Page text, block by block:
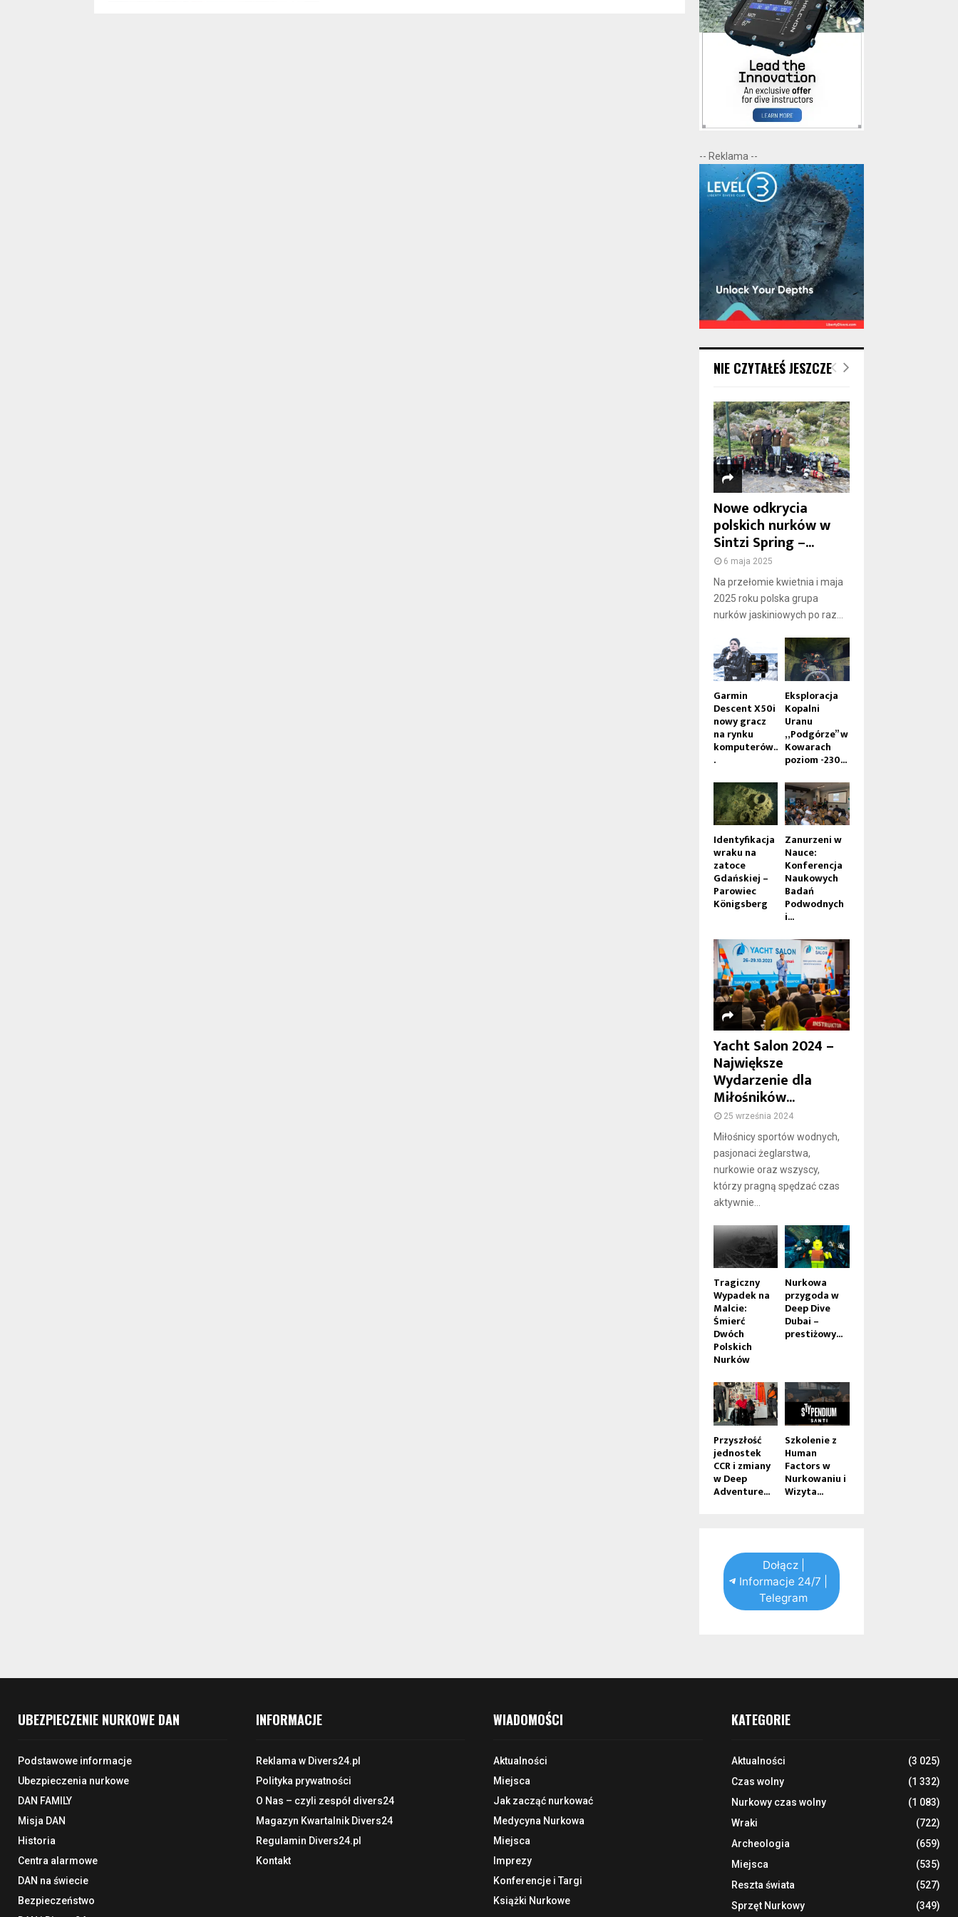
-- Reklama --
NIE CZYTAŁEŚ JESZCZE
Nowe odkrycia
polskich nurków w
Sintzi Spring –...
6 maja 2025
Na przełomie kwietnia i maja
2025 roku polska grupa
nurków jaskiniowych po raz...
Garmin
Descent X50i
nowy gracz
na rynku
komputerów..
.
Eksploracja
Kopalni
Uranu
„Podgórze” w
Kowarach
poziom -230...
Identyfikacja
wraku na
zatoce
Gdańskiej –
Parowiec
Königsberg
Zanurzeni w
Nauce:
Konferencja
Naukowych
Badań
Podwodnych
i...
Yacht Salon 2024 –
Największe
Wydarzenie dla
Miłośników...
25 września 2024
Miłośnicy sportów wodnych,
pasjonaci żeglarstwa,
nurkowie oraz wszyscy,
którzy pragną spędzać czas
aktywnie...
Tragiczny
Wypadek na
Malcie:
Śmierć
Dwóch
Polskich
Nurków
Nurkowa
przygoda w
Deep Dive
Dubai –
prestiżowy...
Przyszłość
jednostek
CCR i zmiany
w Deep
Adventure...
Szkolenie z
Human
Factors w
Nurkowaniu i
Wizyta...
Dołącz |
Informacje 24/7 |
Telegram
UBEZPIECZENIE NURKOWE DAN
Podstawowe informacje
Ubezpieczenia nurkowe
DAN FAMILY
Misja DAN
Historia
Centra alarmowe
DAN na świecie
Bezpieczeństwo
INFORMACJE
Reklama w Divers24.pl
Polityka prywatności
O Nas – czyli zespół divers24
Magazyn Kwartalnik Divers24
Regulamin Divers24.pl
Kontakt
WIADOMOŚCI
Aktualności
Miejsca
Jak zacząć nurkować
Medycyna Nurkowa
Miejsca
Imprezy
Konferencje i Targi
Książki Nurkowe
KATEGORIE
Aktualności
(3 025)
Czas wolny
(1 332)
Nurkowy czas wolny
(1 083)
Wraki
(722)
Archeologia
(659)
Miejsca
(535)
Reszta świata
(527)
Sprzęt Nurkowy
(349)